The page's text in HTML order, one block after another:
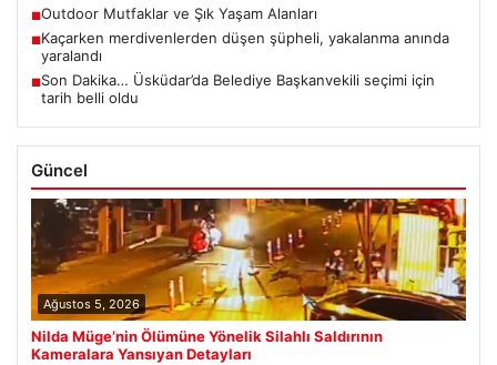
■Outdoor Mutfaklar ve Şık Yaşam Alanları
■Kaçarken merdivenlerden düşen şüpheli, yakalanma anında
yaralandı
■Son Dakika… Üsküdar’da Belediye Başkanvekili seçimi için
tarih belli oldu
Güncel
Ağustos 5, 2026
Nilda Müge’nin Ölümüne Yönelik Silahlı Saldırının
Kameralara Yansıyan Detayları